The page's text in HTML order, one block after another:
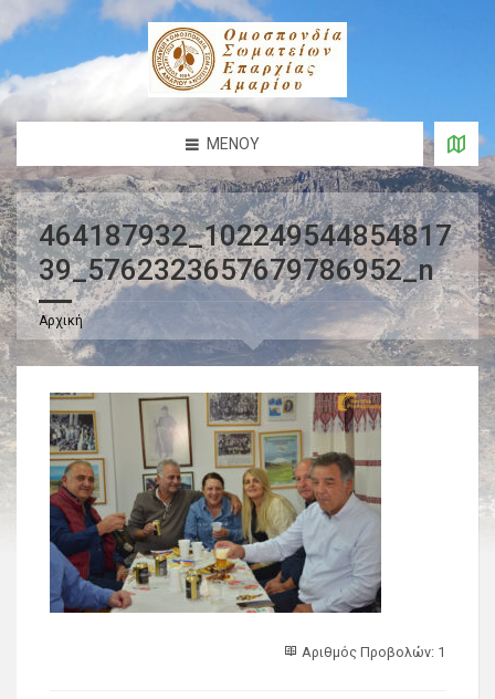
ΜΕΝΟΎ
464187932_102249544854817
39_5762323657679786952_n
Αρχική
Αριθμός Προβολών: 1